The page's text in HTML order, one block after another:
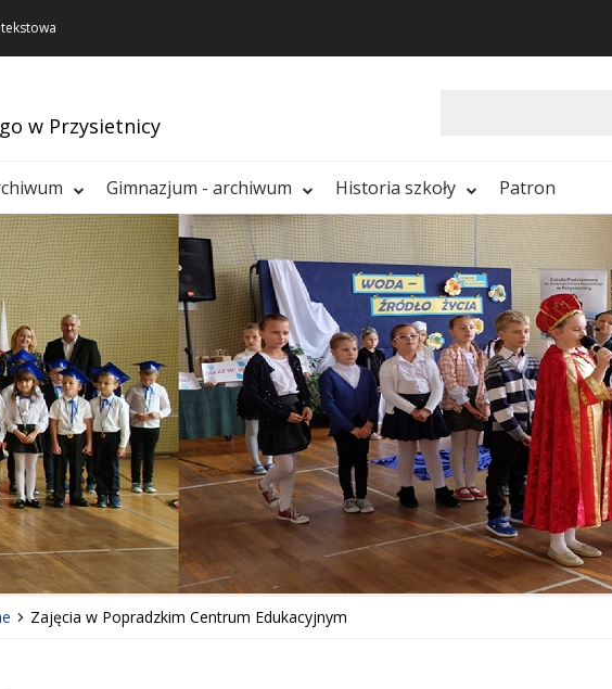
w Przysietnicy
Gimnazjum - archiwum Historia szkoły Patron
Zajęcia w Popradzkim Centrum Edukacyjnym